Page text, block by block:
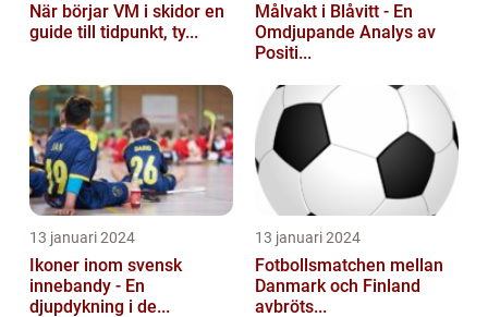
När börjar VM i skidor en
guide till tidpunkt, ty...
Målvakt i Blåvitt - En
Omdjupande Analys av
Positi...
13 januari 2024
Ikoner inom svensk
innebandy - En
djupdykning i de...
13 januari 2024
Fotbollsmatchen mellan
Danmark och Finland
avbröts...